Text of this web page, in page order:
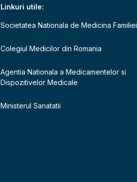
Linkuri utile:
Societatea Nationala de Medicina Familiei
Colegiul Medicilor din Romania
Agentia Nationala a Medicamentelor si
Dispozitivelor Medicale
Ministerul Sanatatii